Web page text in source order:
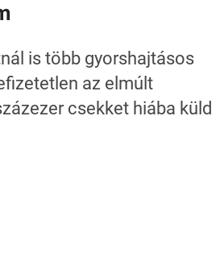
is több gyorshajtásos
az elmúlt
csekket hiába küld